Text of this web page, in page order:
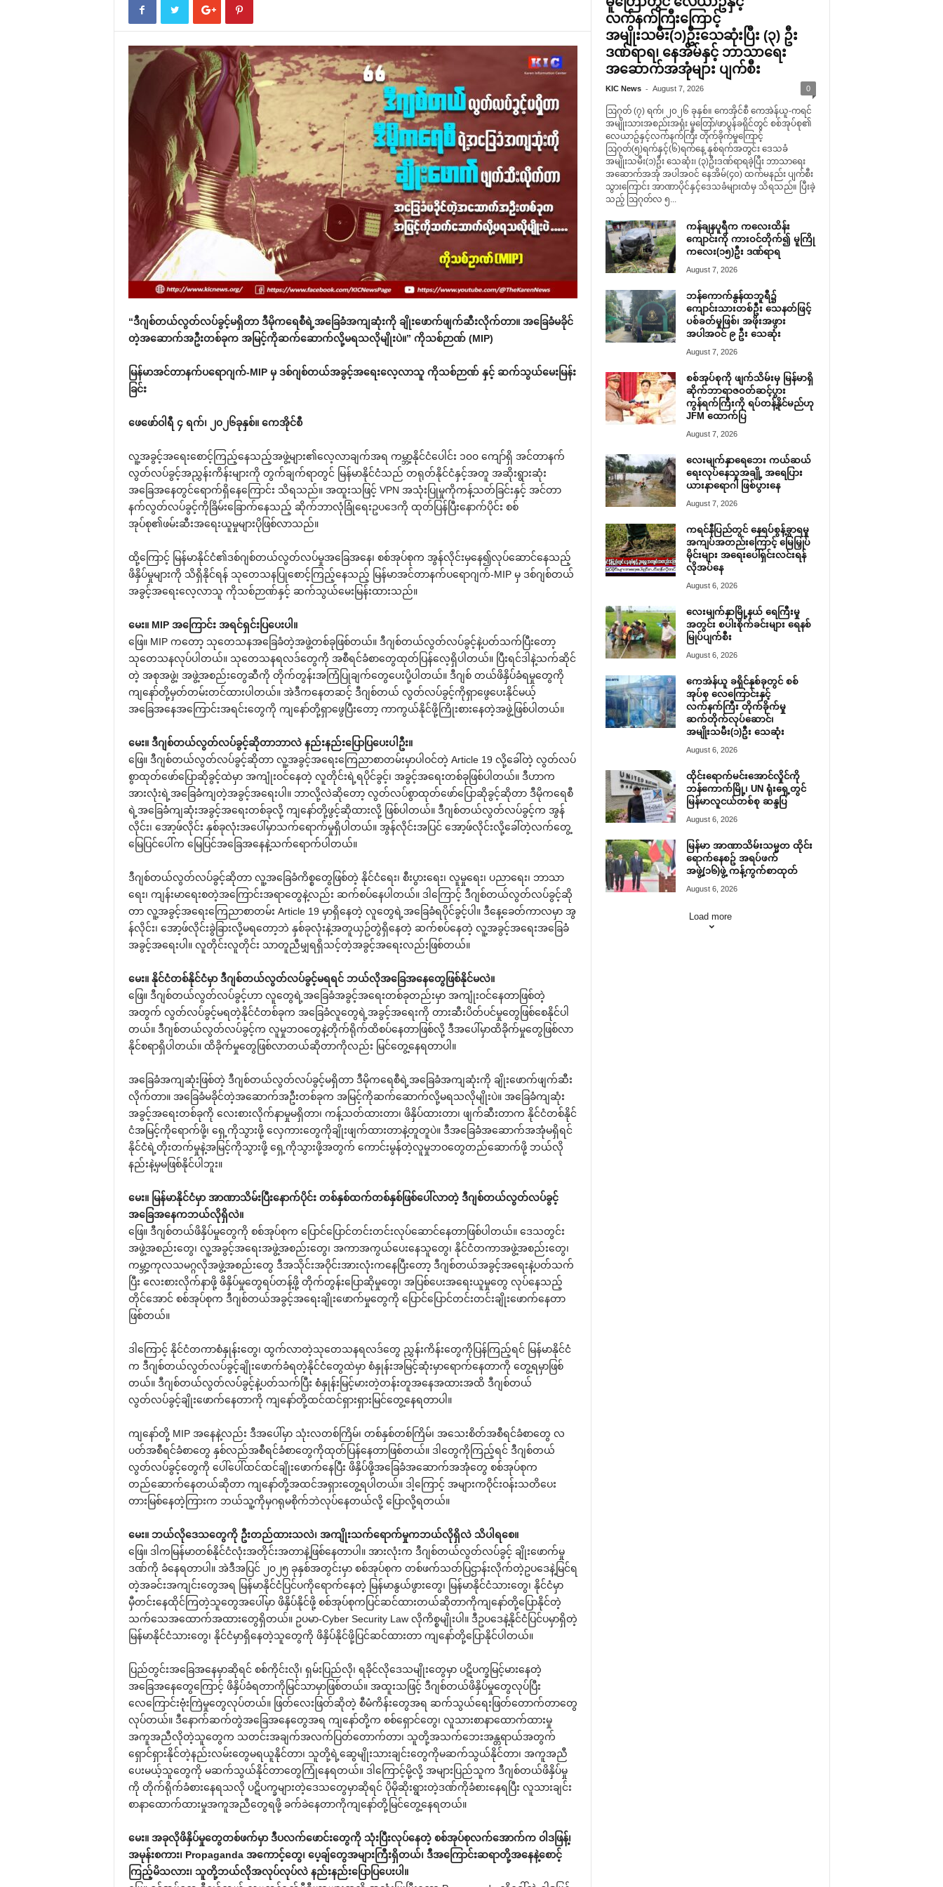
“ဒီဂျစ်တယ်လွတ်လပ်ခွင့်မရှိတာ ဒီမိုကရေစီရဲ့အခြေခံအကျဆုံးကို ချိုးဖောက်ဖျက်ဆီးလိုက်တာ။ အခြေခံမခိုင်
တဲ့အဆောက်အဦးတစ်ခုက အမြင့်ကိုဆက်ဆောက်လို့မရသလိုမျိုးပဲ။” ကိုသစ်ဉာဏ် (MIP)
မြန်မာအင်တာနက်ပရောဂျက်-MIP မှ ဒစ်ဂျစ်တယ်အခွင့်အရေးလေ့လာသူ ကိုသစ်ဉာဏ် နှင့် ဆက်သွယ်မေးမြန်း
ခြင်း
ဖေဖော်ဝါရီ ၄ ရက်၊ ၂၀၂၆ခုနှစ်။ ကေအိုင်စီ
လူ့အခွင့်အရေးစောင့်ကြည့်နေသည့်အဖွဲ့များ၏လေ့လာချက်အရ ကမ္ဘာ့နိုင်ငံပေါင်း ၁၀၀ ကျော်ရှိ အင်တာနက်
လွတ်လပ်ခွင့်အညွှန်းကိန်းများကို တွက်ချက်ရာတွင် မြန်မာနိုင်ငံသည် တရုတ်နိုင်ငံနှင့်အတူ အဆိုးရွားဆုံး
အခြေအနေတွင်ရောက်ရှိနေကြောင်း သိရသည်။ အထူးသဖြင့် VPN အသုံးပြုမှုကိုကန့်သတ်ခြင်းနှင့် အင်တာ
နက်လွတ်လပ်ခွင့်ကိုခြိမ်းခြောက်နေသည့် ဆိုက်ဘာလုံခြုံရေးဥပဒေကို ထုတ်ပြန်ပြီးနောက်ပိုင်း စစ်
အုပ်စု၏ဖမ်းဆီးအရေးယူမှုများပိုဖြစ်လာသည်။
ထို့ကြောင့် မြန်မာနိုင်ငံ၏ဒစ်ဂျစ်တယ်လွတ်လပ်မှုအခြေအနေ၊ စစ်အုပ်စုက အွန်လိုင်းမှနေ၍လုပ်ဆောင်နေသည့်
ဖိနှိပ်မှုများကို သိရှိနိုင်ရန် သုတေသနပြုစောင့်ကြည့်နေသည့် မြန်မာအင်တာနက်ပရောဂျက်-MIP မှ ဒစ်ဂျစ်တယ်
အခွင့်အရေးလေ့လာသူ ကိုသစ်ဉာဏ်နှင့် ဆက်သွယ်မေးမြန်းထားသည်။
မေး။ MIP အကြောင်း အရင်ရှင်းပြပေးပါ။
ဖြေ။ MIP ကတော့ သုတေသနအခြေခံတဲ့အဖွဲ့တစ်ခုဖြစ်တယ်။ ဒီဂျစ်တယ်လွတ်လပ်ခွင့်နဲ့ပတ်သက်ပြီးတော့
သုတေသနလုပ်ပါတယ်။ သုတေသနရလဒ်တွေကို အစီရင်ခံစာတွေထုတ်ပြန်လေ့ရှိပါတယ်။ ပြီးရင်ဒါနဲ့သက်ဆိုင်
တဲ့ အစုအဖွဲ့၊ အဖွဲ့အစည်းတွေဆီကို တိုက်တွန်းအကြံပြုချက်တွေပေးပို့ပါတယ်။ ဒီဂျစ် တယ်ဖိနှိပ်ခံရမှုတွေကို
ကျနော်တို့မှတ်တမ်းတင်ထားပါတယ်။ အဲဒီကနေတဆင့် ဒီဂျစ်တယ် လွတ်လပ်ခွင့်ကိုရှာဖွေပေးနိုင်မယ့်
အခြေအနေအကြောင်းအရင်းတွေကို ကျနော်တို့ရှာဖွေပြီးတော့ ကာကွယ်နိုင်ဖို့ကြိုးစားနေတဲ့အဖွဲ့ဖြစ်ပါတယ်။
မေး။ ဒီဂျစ်တယ်လွတ်လပ်ခွင့်ဆိုတာဘာလဲ နည်းနည်းပြောပြပေးပါဦး။
ဖြေ။ ဒီဂျစ်တယ်လွတ်လပ်ခွင့်ဆိုတာ လူ့အခွင့်အရေးကြေညာစာတမ်းမှာပါဝင်တဲ့ Article 19 လို့ခေါ်တဲ့ လွတ်လပ်
စွာထုတ်ဖော်ပြောဆိုခွင့်ထဲမှာ အကျုံးဝင်နေတဲ့ လူတိုင်းရဲ့ရပိုင်ခွင့်၊ အခွင့်အရေးတစ်ခုဖြစ်ပါတယ်။ ဒီဟာက
အားလုံးရဲ့အခြေခံကျတဲ့အခွင့်အရေးပါ။ ဘာလို့လဲဆိုတော့ လွတ်လပ်စွာထုတ်ဖော်ပြောဆိုခွင့်ဆိုတာ ဒီမိုကရေစီ
ရဲ့အခြေခံကျဆုံးအခွင့်အရေးတစ်ခုလို့ ကျနော်တို့ဖွင့်ဆိုထားလို့ ဖြစ်ပါတယ်။ ဒီဂျစ်တယ်လွတ်လပ်ခွင့်က အွန်
လိုင်း၊ အော့ဖ်လိုင်း နှစ်ခုလုံးအပေါ်မှာသက်ရောက်မှုရှိပါတယ်။ အွန်လိုင်းအပြင် အော့ဖ်လိုင်းလို့ခေါ်တဲ့လက်တွေ့
မြေပြင်ပေါ်က မြေပြင်အခြေအနေနဲ့သက်ရောက်ပါတယ်။
ဒီဂျစ်တယ်လွတ်လပ်ခွင့်ဆိုတာ လူ့အခြေခံကိစ္စတွေဖြစ်တဲ့ နိုင်ငံရေး၊ စီးပွားရေး၊ လူမှုရေး၊ ပညာရေး၊ ဘာသာ
ရေး၊ ကျန်းမာရေးစတဲ့အကြောင်းအရာတွေနဲ့လည်း ဆက်စပ်နေပါတယ်။ ဒါကြောင့် ဒီဂျစ်တယ်လွတ်လပ်ခွင့်ဆို
တာ လူ့အခွင့်အရေးကြေညာစာတမ်း Article 19 မှာရှိနေတဲ့ လူတွေရဲ့အခြေခံရပိုင်ခွင့်ပါ။ ဒီနေ့ခေတ်ကာလမှာ အွ
န်လိုင်း၊ အော့ဖ်လိုင်းခွဲခြားလို့မရတော့ဘဲ နှစ်ခုလုံးနဲ့အတူယှဥ်တွဲရှိနေတဲ့ ဆက်စပ်နေတဲ့ လူ့အခွင့်အရေးအခြေခံ
အခွင့်အရေးပါ။ လူတိုင်းလူတိုင်း သာတူညီမျှရရှိသင့်တဲ့အခွင့်အရေးလည်းဖြစ်တယ်။
မေး။ နိုင်ငံတစ်နိုင်ငံမှာ ဒီဂျစ်တယ်လွတ်လပ်ခွင့်မရရင် ဘယ်လိုအခြေအနေတွေဖြစ်နိုင်မလဲ။
ဖြေ။ ဒီဂျစ်တယ်လွတ်လပ်ခွင့်ဟာ လူတွေရဲ့အခြေခံအခွင့်အရေးတစ်ခုတည်းမှာ အကျုံးဝင်နေတာဖြစ်တဲ့
အတွက် လွတ်လပ်ခွင့်မရတဲ့နိုင်ငံတစ်ခုက အခြေခံလူတွေရဲ့အခွင့်အရေးကို တားဆီးပိတ်ပင်မှုတွေဖြစ်စေနိုင်ပါ
တယ်။ ဒီဂျစ်တယ်လွတ်လပ်ခွင့်က လူမှုဘဝတွေနဲ့တိုက်ရိုက်ထိစပ်နေတာဖြစ်လို့ ဒီအပေါ်မှာထိခိုက်မှုတွေဖြစ်လာ
နိုင်စရာရှိပါတယ်။ ထိခိုက်မှုတွေဖြစ်လာတယ်ဆိုတာကိုလည်း မြင်တွေ့နေရတာပါ။
အခြေခံအကျဆုံးဖြစ်တဲ့ ဒီဂျစ်တယ်လွတ်လပ်ခွင့်မရှိတာ ဒီမိုကရေစီရဲ့အခြေခံအကျဆုံးကို ချိုးဖောက်ဖျက်ဆီး
လိုက်တာ။ အခြေခံမခိုင်တဲ့အဆောက်အဦးတစ်ခုက အမြင့်ကိုဆက်ဆောက်လို့မရသလိုမျိုးပဲ။ အခြေခံကျဆုံး
အခွင့်အရေးတစ်ခုကို လေးစားလိုက်နာမှုမရှိတာ၊ ကန့်သတ်ထားတာ၊ ဖိနှိပ်ထားတာ၊ ဖျက်ဆီးတာက နိုင်ငံတစ်နိုင်
ငံအမြင့်ကိုရောက်ဖို့၊ ရှေ့ကိုသွားဖို့ လှေကားတွေကိုချိုးဖျက်ထားတာနဲ့တူတူပဲ။ ဒီအခြေခံအဆောက်အအုံမရှိရင်
နိုင်ငံရဲ့တိုးတက်မှုနဲ့အမြင့်ကိုသွားဖို့ ရှေ့ကိုသွားဖို့အတွက် ကောင်းမွန်တဲ့လူမှုဘဝတွေတည်ဆောက်ဖို့ ဘယ်လို
နည်းနဲ့မှမဖြစ်နိုင်ပါဘူး။
မေး။ မြန်မာနိုင်ငံမှာ အာဏာသိမ်းပြီးနောက်ပိုင်း တစ်နှစ်ထက်တစ်နှစ်ဖြစ်ပေါ်လာတဲ့ ဒီဂျစ်တယ်လွတ်လပ်ခွင့်
အခြေအနေကဘယ်လိုရှိလဲ။
ဖြေ။ ဒီဂျစ်တယ်ဖိနှိပ်မှုတွေကို စစ်အုပ်စုက ပြောင်ပြောင်တင်းတင်းလုပ်ဆောင်နေတာဖြစ်ပါတယ်။ ဒေသတွင်း
အဖွဲ့အစည်းတွေ၊ လူ့အခွင့်အရေးအဖွဲ့အစည်းတွေ၊ အကာအကွယ်ပေးနေသူတွေ၊ နိုင်ငံတကာအဖွဲ့အစည်းတွေ၊
ကမ္ဘာ့ကုလသမဂ္ဂလိုအဖွဲ့အစည်းတွေ ဒီအသိုင်းအဝိုင်းအားလုံးကနေပြီးတော့ ဒီဂျစ်တယ်အခွင့်အရေးနဲ့ပတ်သက်
ပြီး လေးစားလိုက်နာဖို့ ဖိနှိပ်မှုတွေရပ်တန့်ဖို့ တိုက်တွန်းပြောဆိုမှုတွေ၊ အပြစ်ပေးအရေးယူမှုတွေ လုပ်နေသည့်
တိုင်အောင် စစ်အုပ်စုက ဒီဂျစ်တယ်အခွင့်အရေးချိုးဖောက်မှုတွေကို ပြောင်ပြောင်တင်းတင်းချိုးဖောက်နေတာ
ဖြစ်တယ်။
ဒါကြောင့် နိုင်ငံတကာစံနှုန်းတွေ၊ ထွက်လာတဲ့သုတေသနရလဒ်တွေ ညွှန်းကိန်းတွေကိုပြန်ကြည့်ရင် မြန်မာနိုင်ငံ
က ဒီဂျစ်တယ်လွတ်လပ်ခွင့်ချိုးဖောက်ခံရတဲ့နိုင်ငံတွေထဲမှာ စံနှုန်းအမြင့်ဆုံးမှာရောက်နေတာကို တွေ့ရမှာဖြစ်
တယ်။ ဒီဂျစ်တယ်လွတ်လပ်ခွင့်နဲ့ပတ်သက်ပြီး စံနှုန်းမြင့်မားတဲ့တန်းတူအနေအထားအထိ ဒီဂျစ်တယ်
လွတ်လပ်ခွင့်ချိုးဖောက်နေတာကို ကျနော်တို့ထင်ထင်ရှားရှားမြင်တွေ့နေရတာပါ။
ကျနော်တို့ MIP အနေနဲ့လည်း ဒီအပေါ်မှာ သုံးလတစ်ကြိမ်၊ တစ်နှစ်တစ်ကြိမ်၊ အသေးစိတ်အစီရင်ခံစာတွေ လ
ပတ်အစီရင်ခံစာတွေ နှစ်လည်အစီရင်ခံစာတွေကိုထုတ်ပြန်နေတာဖြစ်တယ်။ ဒါတွေကိုကြည့်ရင် ဒီဂျစ်တယ်
လွတ်လပ်ခွင့်တွေကို ပေါ်ပေါ်ထင်ထင်ချိုးဖောက်နေပြီး ဖိနှိပ်ဖို့အခြေခံအဆောက်အအုံတွေ စစ်အုပ်စုက
တည်ဆောက်နေတယ်ဆိုတာ ကျနော်တို့အထင်အရှားတွေ့ရပါတယ်။ ဒါ့ကြောင့် အများကဝိုင်းဝန်းသတိပေး
တားမြစ်နေတဲ့ကြားက ဘယ်သူ့ကိုမှဂရုမစိုက်ဘဲလုပ်နေတယ်လို့ ပြောလို့ရတယ်။
မေး။ ဘယ်လိုဒေသတွေကို ဦးတည်ထားသလဲ၊ အကျိုးသက်ရောက်မှုကဘယ်လိုရှိလဲ သိပါရစေ။
ဖြေ။ ဒါကမြန်မာတစ်နိုင်ငံလုံးအတိုင်းအတာနဲ့ဖြစ်နေတာပါ။ အားလုံးက ဒီဂျစ်တယ်လွတ်လပ်ခွင့် ချိုးဖောက်မှု
ဒဏ်ကို ခံနေရတာပါ။ အဲဒီအပြင် ၂၀၂၅ ခုနှစ်အတွင်းမှာ စစ်အုပ်စုက တစ်ဖက်သတ်ပြဌာန်းလိုက်တဲ့ဥပဒေနဲ့မြင်ရ
တဲ့အခင်းအကျင်းတွေအရ မြန်မာနိုင်ငံပြင်ပကိုရောက်နေတဲ့ မြန်မာနွယ်ဖွားတွေ၊ မြန်မာနိုင်ငံသားတွေ၊ နိုင်ငံမှာ
မှီတင်းနေထိုင်ကြတဲ့သူတွေအပေါ်မှာ ဖိနှိပ်နိုင်ဖို့ စစ်အုပ်စုကပြင်ဆင်ထားတယ်ဆိုတာကိုကျနော်တို့ပြောနိုင်တဲ့
သက်သေအထောက်အထားတွေရှိတယ်။ ဥပမာ-Cyber Security Law လိုကိစ္စမျိုးပါ။ ဒီဥပဒေနဲ့နိုင်ငံပြင်ပမှာရှိတဲ့
မြန်မာနိုင်ငံသားတွေ၊ နိုင်ငံမှာရှိနေတဲ့သူတွေကို ဖိနှိပ်နိုင်ဖို့ပြင်ဆင်ထားတာ ကျနော်တို့ပြောနိုင်ပါတယ်။
ပြည်တွင်းအခြေအနေမှာဆိုရင် စစ်ကိုင်းလို၊ ရှမ်းပြည်လို၊ ရခိုင်လိုဒေသမျိုးတွေမှာ ပဋိပက္ခမြင့်မားနေတဲ့
အခြေအနေတွေကြောင့် ဖိနှိပ်ခံရတာကိုမြင်သာမှာဖြစ်တယ်။ အထူးသဖြင့် ဒီဂျစ်တယ်ဖိနှိပ်မှုတွေလုပ်ပြီး
လေကြောင်းဗုံးကြဲမှုတွေလုပ်တယ်။ ဖြတ်လေးဖြတ်ဆိုတဲ့ စီမံကိန်းတွေအရ ဆက်သွယ်ရေးဖြတ်တောက်တာတွေ
လုပ်တယ်။ ဒီနောက်ဆက်တွဲအခြေအနေတွေအရ ကျနော်တို့က စစ်ရှောင်တွေ၊ လူသားစာနာထောက်ထားမှု
အကူအညီလိုတဲ့သူတွေက သတင်းအချက်အလက်ပြတ်တောက်တာ၊ သူတို့အသက်ဘေးအန္တရာယ်အတွက်
ရှောင်ရှားနိုင်တဲ့နည်းလမ်းတွေမရယူနိုင်တာ၊ သူတို့ရဲ့ဆွေမျိုးသားချင်းတွေကိုမဆက်သွယ်နိုင်တာ၊ အကူအညီ
ပေးမယ့်သူတွေကို မဆက်သွယ်နိုင်တာတွေကြုံနေရတယ်။ ဒါကြောင့်မို့လို့ အများပြည်သူက ဒီဂျစ်တယ်ဖိနှိပ်မှု
ကို တိုက်ရိုက်ခံစားနေရသလို ပဋိပက္ခများတဲ့ဒေသတွေမှာဆိုရင် ပိုမိုဆိုးရွားတဲ့ဒဏ်ကိုခံစားနေရပြီး လူသားချင်း
စာနာထောက်ထားမှုအကူအညီတွေရဖို့ ခက်ခဲနေတာကိုကျနော်တို့မြင်တွေ့နေရတယ်။
မေး။ အခုလိုဖိနှိပ်မှုတွေတစ်ဖက်မှာ ဒီပလက်ဖောင်းတွေကို သုံးပြီးလုပ်နေတဲ့ စစ်အုပ်စုလက်အောက်က ဝါဒဖြန့်၊
အမုန်းစကား၊ Propaganda အကောင့်တွေ၊ ပေ့ချ်တွေအများကြီးရှိတယ်၊ ဒီအကြောင်းဆရာတို့အနေနဲ့စောင့်
ကြည့်မိသလား၊ သူတို့ဘယ်လိုအလုပ်လုပ်လဲ နည်းနည်းပြောပြပေးပါ။
လက်နက်ကြီးကြောင့်
အမျိုးသမီး(၁)ဦးသေဆုံးပြီး (၃) ဦး
ဒဏ်ရာရ၊ နေအိမ်နှင့် ဘာသာရေး
အဆောက်အအုံများ ပျက်စီး
KIC News - August 7, 2026 0
ဩဂုတ် (၇) ရက်၊ ၂၀၂၆ ခုနှစ်။ ကေအိုင်စီ ကေအဲန်ယူ-ကရင်
အမျိုးသားအစည်းအရုံး မူတြော်/ဖာပွန်ခရိုင်တွင် စစ်အုပ်စု၏
လေယာဥ်နှင့်လက်နက်ကြီး တိုက်ခိုက်မှုကြောင့်
ဩဂုတ်(၅)ရက်နှင့်(၆)ရက်နေ့ နှစ်ရက်အတွင်း ဒေသခံ
အမျိုးသမီး(၁)ဦး သေဆုံး၊ (၃)ဦးဒဏ်ရာရခဲ့ပြီး ဘာသာရေး
အဆောက်အအုံ အပါအဝင် နေအိမ်(၄၀) ထက်မနည်း ပျက်စီး
သွားကြောင်း အာဏာပိုင်နှင့်ဒေသခံများထံမှ သိရသည်။ ပြီးခဲ့
သည့် ဩဂုတ်လ ၅...
ကန်ချနပူရီက ကလေးထိန်း
ကျောင်းကို ကားဝင်တိုက်၍ မူကြို
ကလေး(၁၅)ဦး ဒဏ်ရာရ
August 7, 2026
ဘန်ကောက်နွန်ထဘူရီ၌
ကျောင်းသားတစ်ဦး သေနတ်ဖြင့်
ပစ်ခတ်မှုဖြစ်၊ အဖိုးအဖွား
အပါအဝင် ၉ ဦး သေဆုံး
August 7, 2026
စစ်အုပ်စုကို ဖျက်သိမ်းမှ မြန်မာရှိ
ဆိုက်ဘာရာဇဝတ်ဆင့်ပွား
ကွန်ရက်ကြီးကို ရပ်တန့်နိုင်မည်ဟု
JFM ထောက်ပြ
August 7, 2026
လေးမျက်နှာရေဘေး ကယ်ဆယ်
ရေးလုပ်နေသူအချို့ အရေပြား
ယားနာရောဂါ ဖြစ်ပွားနေ
August 7, 2026
ကရင်နီပြည်တွင် နေရပ်စွန့်ခွာရမှု
အကျပ်အတည်းကြောင့် မြေမြှုပ်
မိုင်းများ အရေးပေါ်ရှင်းလင်းရန်
လိုအပ်နေ
August 6, 2026
လေးမျက်နှာမြို့နယ် ရေကြီးမှု
အတွင်း စပါးစိုက်ခင်းများ ရေနစ်
မြုပ်ပျက်စီး
August 6, 2026
ကေအဲန်ယူ ခရိုင်နှစ်ခုတွင် စစ်
အုပ်စု လေကြောင်းနှင့်
လက်နက်ကြီး တိုက်ခိုက်မှု
ဆက်တိုက်လုပ်ဆောင်၊
အမျိုးသမီး(၁)ဦး သေဆုံး
August 6, 2026
ထိုင်းရောက်မင်းအောင်လှိုင်ကို
ဘန်ကောက်မြို့၊ UN ရုံးရှေ့တွင်
မြန်မာလူငယ်တစ်စု ဆန္ဒပြ
August 6, 2026
မြန်မာ အာဏာသိမ်းသမ္မတ ထိုင်း
ရောက်နေစဥ် အရပ်ဖက်
အဖွဲ့(၁၆)ဖွဲ့ ကန့်ကွက်စာထုတ်
August 6, 2026
Load more